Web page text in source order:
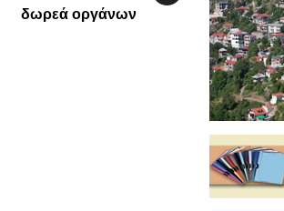
δωρεά οργάνων